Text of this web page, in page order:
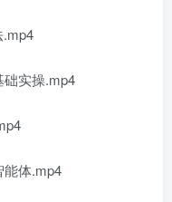
.mp4
础实操.mp4
能体.mp4